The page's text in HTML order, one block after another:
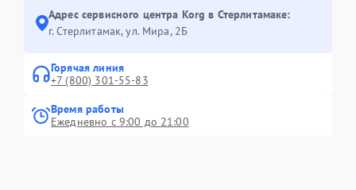
Адрес сервисного центра Korg в Стерлитамаке:
г. Стерлитамак, ул. Мира, 2Б
Горячая линия
+7 (800) 301-55-83
Время работы
Ежедневно с 9:00 до 21:00